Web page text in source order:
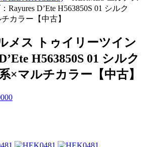
Rayures D’Ete H563850S 01 シルク
カラー【中古】
メス トゥイリーツイン
H563850S 01 シルク
×マルチカラー【中古】